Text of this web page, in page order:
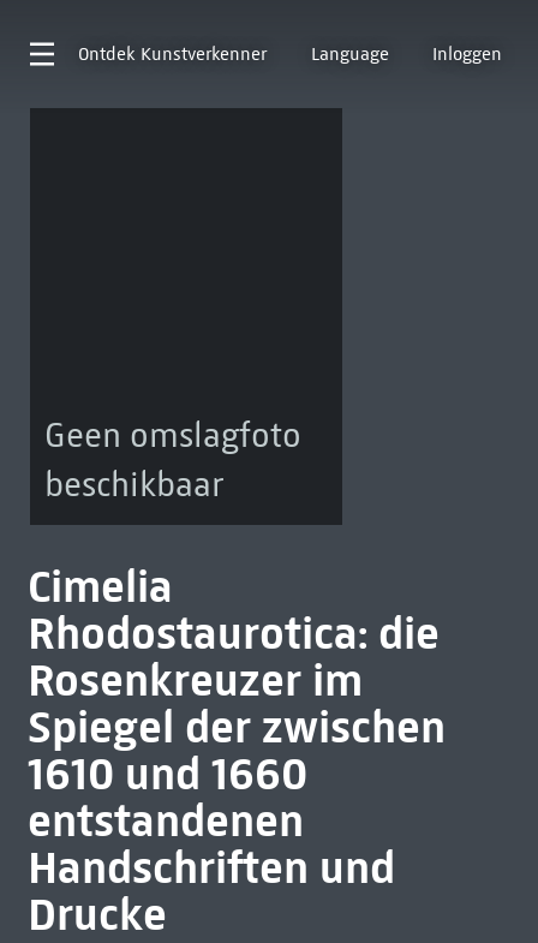
Ontdek Kunstverkenner Language Inloggen
Geen omslagfoto
beschikbaar
Cimelia
Rhodostaurotica: die
Rosenkreuzer im
Spiegel der zwischen
1610 und 1660
entstandenen
Handschriften und
Drucke